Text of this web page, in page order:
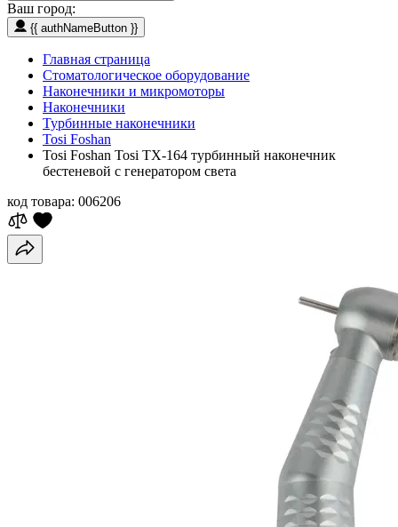
Ваш город:
{{ authNameButton }}
Главная страница
Стоматологическое оборудование
Наконечники и микромоторы
Наконечники
Турбинные наконечники
Tosi Foshan
Tosi Foshan Tosi TX-164 турбинный наконечник
бестеневой с генератором света
код товара: 006206